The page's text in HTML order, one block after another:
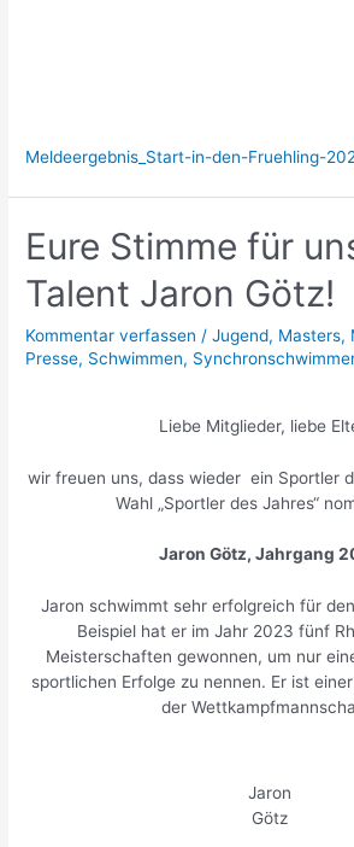
Meldeergebnis_Start-in-den-Fruehling-
Eure Stimme für
Talent Jaron Götz!
Kommentar verfassen /Jugend, Masters,
Presse, Schwimmen,
Liebe Mitglieder, liebe
wir freuen uns, dass wieder ein Sportler
Wahl „Sportler des Jahres“
Jaron Götz, Jahrgang
Jaron schwimmt sehr erfolgreich für
Beispiel hat er im Jahr 2023 fünf
Meisterschaften gewonnen, um nur
sportlichen Erfolge zu nennen. Er ist
der
Jaron
Götz